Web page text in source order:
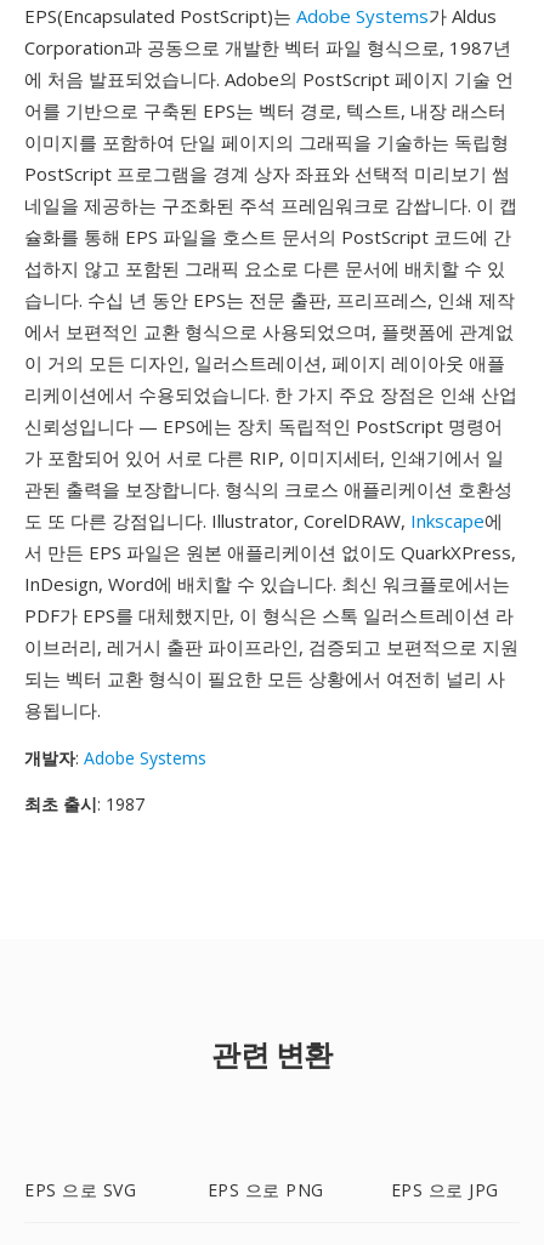
EPS(Encapsulated PostScript)는 Adobe Systems가 Aldus
Corporation과 공동으로 개발한 벡터 파일 형식으로, 1987년
에 처음 발표되었습니다. Adobe의 PostScript 페이지 기술 언
어를 기반으로 구축된 EPS는 벡터 경로, 텍스트, 내장 래스터
이미지를 포함하여 단일 페이지의 그래픽을 기술하는 독립형
PostScript 프로그램을 경계 상자 좌표와 선택적 미리보기 썸
네일을 제공하는 구조화된 주석 프레임워크로 감쌉니다. 이 캡
슐화를 통해 EPS 파일을 호스트 문서의 PostScript 코드에 간
섭하지 않고 포함된 그래픽 요소로 다른 문서에 배치할 수 있
습니다. 수십 년 동안 EPS는 전문 출판, 프리프레스, 인쇄 제작
에서 보편적인 교환 형식으로 사용되었으며, 플랫폼에 관계없
이 거의 모든 디자인, 일러스트레이션, 페이지 레이아웃 애플
리케이션에서 수용되었습니다. 한 가지 주요 장점은 인쇄 산업
신뢰성입니다 — EPS에는 장치 독립적인 PostScript 명령어
가 포함되어 있어 서로 다른 RIP, 이미지세터, 인쇄기에서 일
관된 출력을 보장합니다. 형식의 크로스 애플리케이션 호환성
도 또 다른 강점입니다. Illustrator, CorelDRAW, Inkscape에
서 만든 EPS 파일은 원본 애플리케이션 없이도 QuarkXPress,
InDesign, Word에 배치할 수 있습니다. 최신 워크플로에서는
PDF가 EPS를 대체했지만, 이 형식은 스톡 일러스트레이션 라
이브러리, 레거시 출판 파이프라인, 검증되고 보편적으로 지원
되는 벡터 교환 형식이 필요한 모든 상황에서 여전히 널리 사
용됩니다.
개발자: Adobe Systems
최초 출시: 1987
관련 변환
EPS 으로 SVG EPS 으로 PNG EPS 으로 JPG